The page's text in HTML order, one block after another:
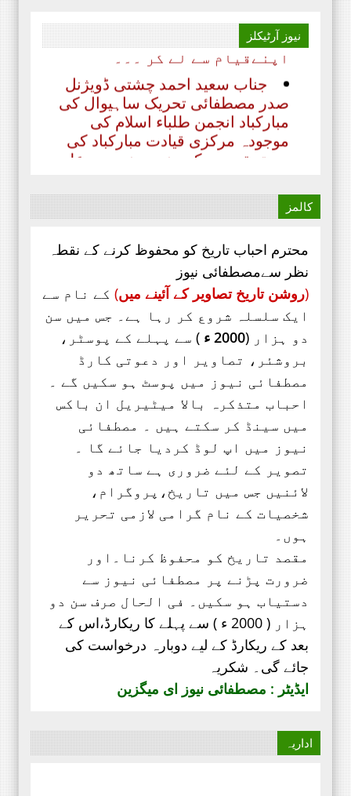
نیوز آرٹیکلز
مصطفائی تحریک پاکستان
اپنےقیام سے لے کر ۔۔۔
جناب سعید احمد چشتی ڈویژنل
صدر مصطفائی تحریک ساہیوال کی
مبارکباد انجمن طلباء اسلام کی
موجودہ مرکزی قیادت مبارکباد کی
مستحق ہے۔ کہ جنہوں نے حیی علی
الفلاح،
کالمز
محترم احباب تاریخ کو محفوظ کرنے کے نقطہ
نظر سےمصطفائی نیوز
(روشن تاریخ تصاویر کے آئینے میں) کے نام سے
ایک سلسلہ شروع کر رہا ہے۔ جس میں سن
دو ہزار (2000 ء
) سے پہلے کے پوسٹر،
بروشئر، تصاویر اور دعوتی کارڈ
مصطفائی نیوز میں پوسٹ ہو سکیں گے ۔
احباب متذکرہ بالا میٹیریل ان باکس
میں سینڈ کر سکتے ہیں ۔ مصطفائی
نیوز میں اپ لوڈ کردیا جائے گا ۔
تصویر کے لئے ضروری ہے ساتھ دو
لائنیں جس میں تاریخ،پروگرام،
شخصیات کے نام گرامی لازمی تحریر
ہوں۔
مقصد تاریخ کو محفوظ کرنا۔اور
ضرورت پڑنے پر مصطفائی نیوز سے
دستیاب ہو سکیں۔ فی الحال صرف سن دو
ہزار ( 2000 ء ) سے پہلے کا ریکارڈ،
اس کے
بعد کے ریکارڈ کے لیے دوبارہ درخواست کی
جائے گی۔ شکریہ
ایڈیٹر : مصطفائی نیوز ای میگزین
اداریہ